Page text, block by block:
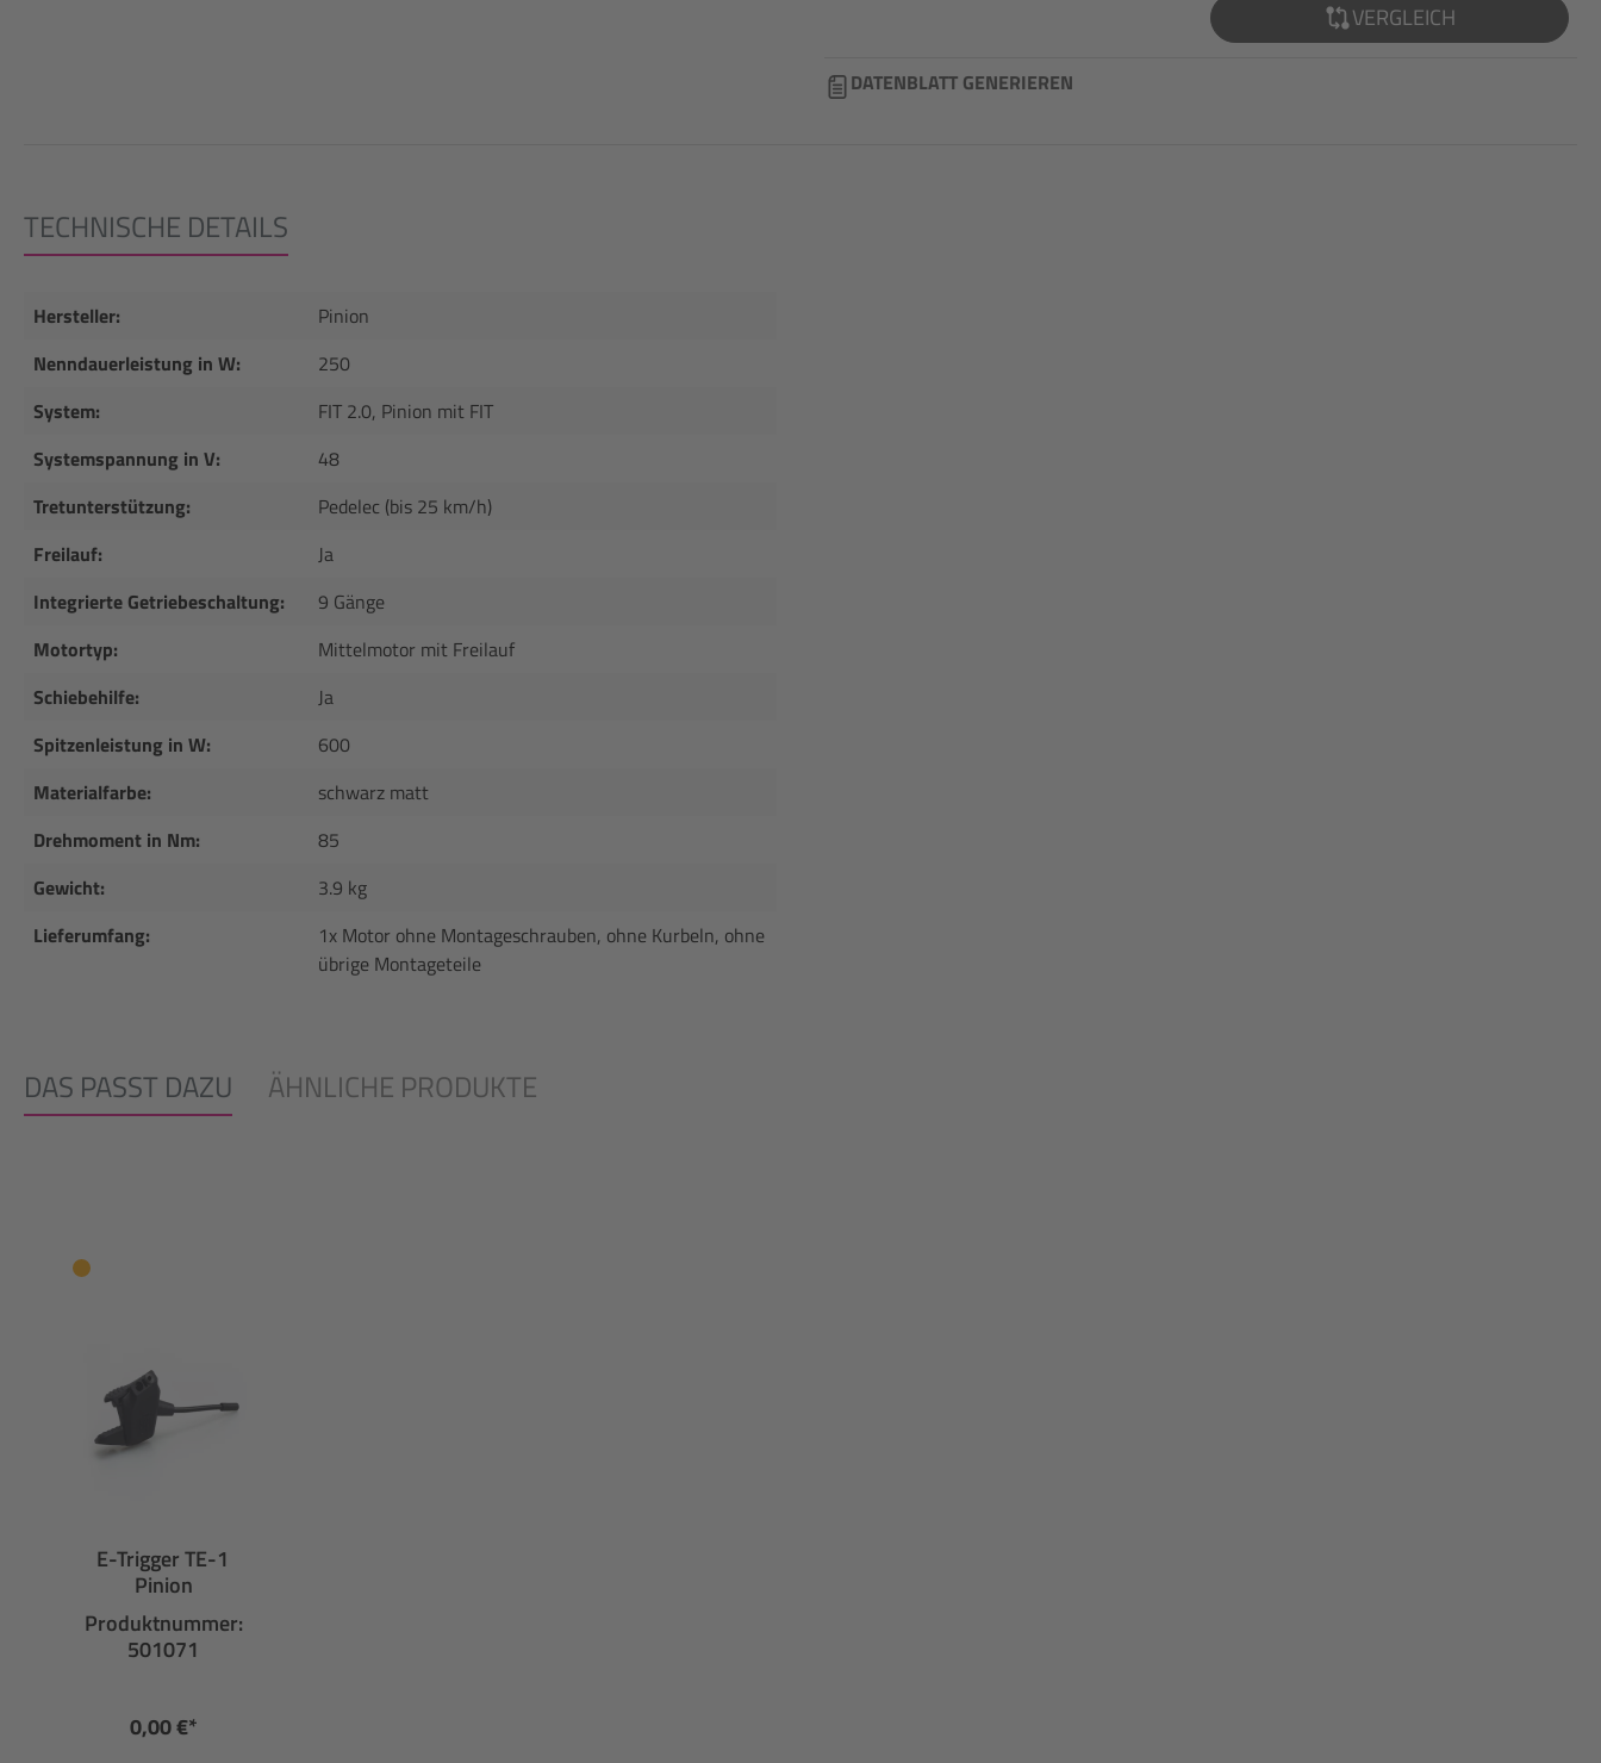
VERGLEICH
DATENBLATT GENERIEREN
TECHNISCHE DETAILS
Hersteller:
Pinion
Nenndauerleistung in W:
250
System:
FIT 2.0, Pinion mit FIT
Systemspannung in V:
48
Tretunterstützung:
Pedelec (bis 25 km/h)
Freilauf:
Ja
Integrierte Getriebeschaltung:
9 Gänge
Motortyp:
Mittelmotor mit Freilauf
Schiebehilfe:
Ja
Spitzenleistung in W:
600
Materialfarbe:
schwarz matt
Drehmoment in Nm:
85
Gewicht:
3.9 kg
Lieferumfang:
1x Motor ohne Montageschrauben, ohne Kurbeln, ohne
übrige Montageteile
DAS PASST DAZU ÄHNLICHE PRODUKTE
E-Trigger TE-1
Pinion
Produktnummer:
501071
0,00 €*